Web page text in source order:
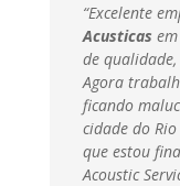
“Excelente
Acusticas
de
Agora
ficando
cidade do
que estou
Acoustic